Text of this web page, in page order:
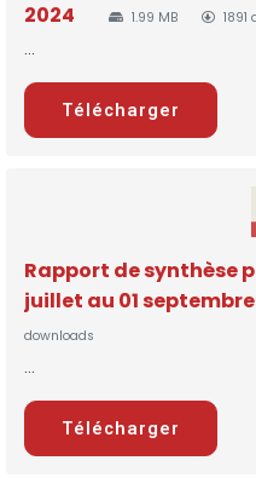
2024
1.99 MB
...
Télécharger
Rapport de synthèse
juillet au 01
downloads
...
Télécharger